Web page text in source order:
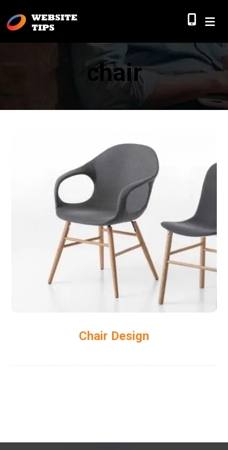
chair
Chair Design